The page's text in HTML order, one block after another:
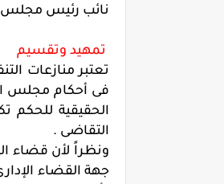
نائب رئيس مجلس
تمهيد وتقسيم
تعتبر منازعات
فى أحكام مجلس
الحقيقية للحكم
التقاضى .
ونظراً لأن قضاء
جهة القضاء